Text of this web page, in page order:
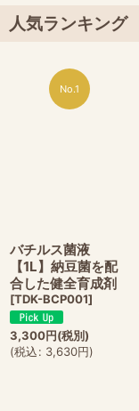
人気ランキング
No.1
バチルス菌液
【1L】納豆菌を配
合した健全育成剤
[TDK-BCP001]
3,300円(税別)
(税込: 3,630円)